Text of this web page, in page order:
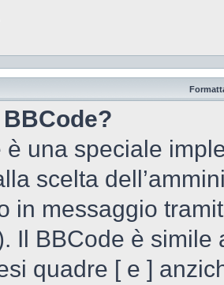
BBCode?
è una speciale
scelta
in messaggio
Il BBCode è simile
quadre [ e ]